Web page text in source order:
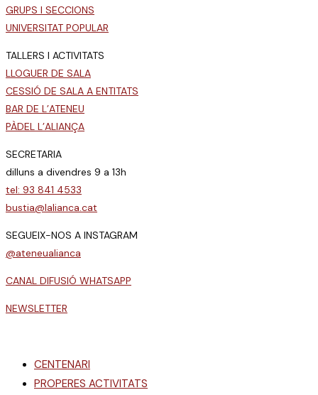
GRUPS I SECCIONS
UNIVERSITAT POPULAR
TALLERS I ACTIVITATS
LLOGUER DE SALA
CESSIÓ DE SALA A ENTITATS
BAR DE L’ATENEU
PÀDEL L’ALIANÇA
SECRETARIA
dilluns a divendres 9 a 13h
tel: 93 841 4533
bustia@lalianca.cat
SEGUEIX-NOS A INSTAGRAM
@ateneualianca
CANAL DIFUSIÓ WHATSAPP
NEWSLETTER
CENTENARI
PROPERES ACTIVITATS